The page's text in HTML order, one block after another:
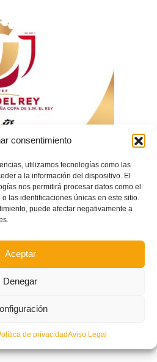
consentimiento
utilizamos tecnologías como las
a la información del dispositivo. El
nos permitirá procesar datos como el
las identificaciones únicas en este sitio.
puede afectar negativamente a
Aceptar
Denegar
de privacidadAviso Legal